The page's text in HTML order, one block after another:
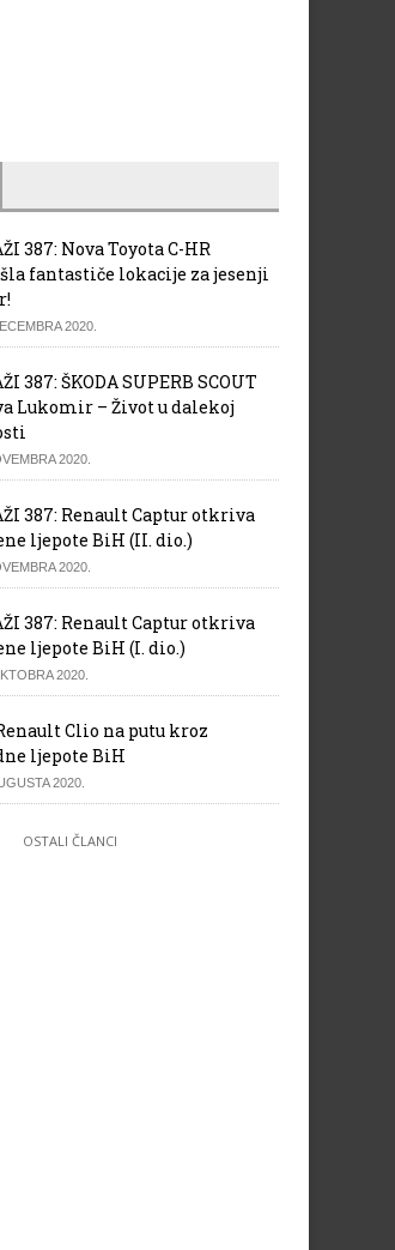
387: Nova Toyota C-HR
fantastiče lokacije za jesenji
2020.
387: ŠKODA SUPERB SCOUT
Lukomir – Život u dalekoj
2020.
387: Renault Captur otkriva
ljepote BiH (II. dio.)
2020.
387: Renault Captur otkriva
ljepote BiH (I. dio.)
2020.
Clio na putu kroz
ljepote BiH
2020.
OSTALI ČLANCI